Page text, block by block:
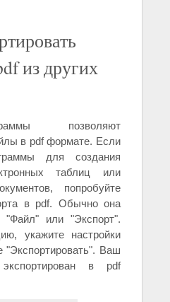
из других
позволяют
в pdf формате. Если
для создания
таблиц или
попробуйте
в pdf. Обычно она
или "Экспорт".
укажите настройки
"Экспортировать". Ваш
в pdf